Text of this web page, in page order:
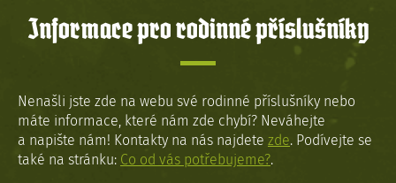
Informace pro rodinné příslušníky
Nenašli jste zde na webu své rodinné příslušníky nebo
máte informace, které nám zde chybí? Neváhejte
a napište nám! Kontakty na nás najdete zde. Podívejte se
také na stránku: Co od vás potřebujeme?.